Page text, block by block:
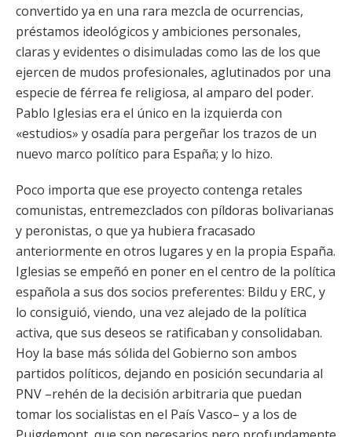
convertido ya en una rara mezcla de ocurrencias,
préstamos ideológicos y ambiciones personales,
claras y evidentes o disimuladas como las de los que
ejercen de mudos profesionales, aglutinados por una
especie de férrea fe religiosa, al amparo del poder.
Pablo Iglesias era el único en la izquierda con
«estudios» y osadía para pergeñar los trazos de un
nuevo marco político para España; y lo hizo.
Poco importa que ese proyecto contenga retales
comunistas, entremezclados con píldoras bolivarianas
y peronistas, o que ya hubiera fracasado
anteriormente en otros lugares y en la propia España.
Iglesias se empeñó en poner en el centro de la política
española a sus dos socios preferentes: Bildu y ERC, y
lo consiguió, viendo, una vez alejado de la política
activa, que sus deseos se ratificaban y consolidaban.
Hoy la base más sólida del Gobierno son ambos
partidos políticos, dejando en posición secundaria al
PNV –rehén de la decisión arbitraria que puedan
tomar los socialistas en el País Vasco– y a los de